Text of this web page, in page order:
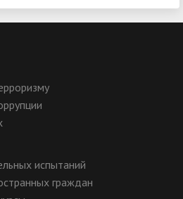
испытаний
граждан